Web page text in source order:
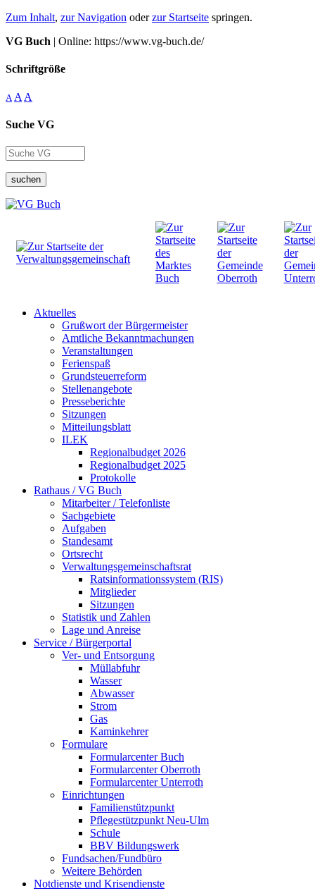
Zum Inhalt, zur Navigation oderzur Startseite springen.
VG Buch | Online: https://www.vg-buch.de/
Schriftgröße
A A A
Suche VG
suchen
Aktuelles
Grußwort der Bürgermeister
Amtliche Bekanntmachungen
Veranstaltungen
Ferienspaß
Grundsteuerreform
Stellenangebote
Presseberichte
Sitzungen
Mitteilungsblatt
ILEK
Regionalbudget 2026
Regionalbudget 2025
Protokolle
Rathaus / VG Buch
Mitarbeiter / Telefonliste
Sachgebiete
Aufgaben
Standesamt
Ortsrecht
Verwaltungsgemeinschaftsrat
Ratsinformationssystem (RIS)
Mitglieder
Sitzungen
Statistik und Zahlen
Lage und Anreise
Service / Bürgerportal
Ver- und Entsorgung
Müllabfuhr
Wasser
Abwasser
Strom
Gas
Kaminkehrer
Formulare
Formularcenter Buch
Formularcenter Oberroth
Formularcenter Unterroth
Einrichtungen
Familienstützpunkt
Pflegestützpunkt Neu-Ulm
Schule
BBV Bildungswerk
Fundsachen/Fundbüro
Weitere Behörden
Notdienste und Krisendienste